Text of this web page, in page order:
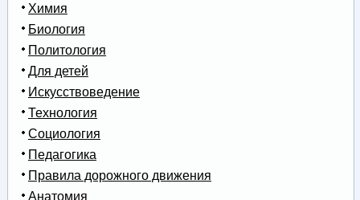
Химия
Биология
Политология
Для детей
Искусствоведение
Технология
Социология
Педагогика
Правила дорожного движения
Анатомия